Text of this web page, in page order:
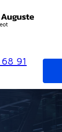
91
cookies